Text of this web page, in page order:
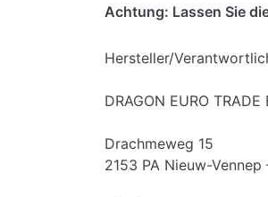
Achtung: Lassen Sie
Hersteller/
DRAGON EURO TRADE
Drachmeweg 15
2153 PA Nieuw-Vennep